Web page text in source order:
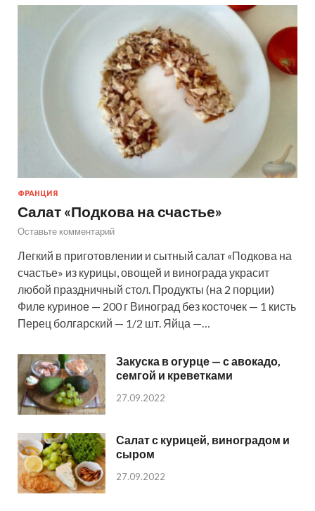
ФРАНЦИЯ
Салат «Подкова на счастье»
Оставьте комментарий
Легкий в приготовлении и сытный салат «Подкова на
счастье» из курицы, овощей и винограда украсит
любой праздничный стол. Продукты (на 2 порции)
Филе куриное — 200 г Виноград без косточек — 1 кисть
Перец болгарский — 1/2 шт. Яйца —…
Закуска в огурце — с авокадо,
семгой и креветками
27.09.2022
Салат с курицей, виноградом и
сыром
27.09.2022